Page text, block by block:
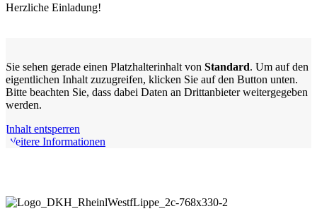
Herzliche Einladung!
Sie sehen gerade einen Platzhalterinhalt von Standard. Um auf den
eigentlichen Inhalt zuzugreifen, klicken Sie auf den Button unten.
Bitte beachten Sie, dass dabei Daten an Drittanbieter weitergegeben
werden.
Inhalt entsperren
Weitere Informationen